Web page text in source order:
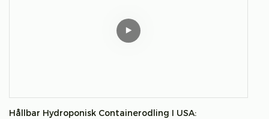
Hållbar Hydroponisk Containerodling I USA: